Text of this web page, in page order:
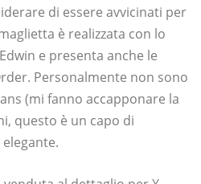
di essere avvicinati per
è realizzata con lo
e presenta anche le
Personalmente non sono
(mi fanno accapponare la
questo è un capo di